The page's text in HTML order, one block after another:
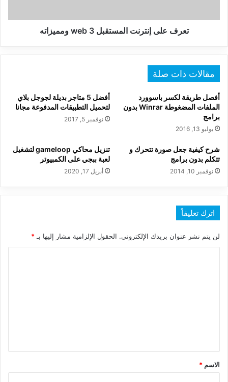
تعرف على إنترنت المستقبل web 3 ومميزاته
مقالات ذات صلة
أفصل طريقة لكسر باسوورد
الملفات المضغوطة Winrar بدون
برامج
يوليو 13, 2016
أفضل 5 متاجر بديلة لجوجل بلاي
لتحميل التطبيقات المدفوعة مجانا
نوفمبر 5, 2017
شرح كيفية جعل صورة تتحرك و
تتكلم بدون برامج
نوفمبر 10, 2014
تنزيل محاكي gameloop لتشغيل
لعبة ببجي على الكمبيوتر
أبريل 17, 2020
اترك تعليقاً
لن يتم نشر عنوان بريدك الإلكتروني. الحقول الإلزامية مشار إليها بـ *
*
الاسم *